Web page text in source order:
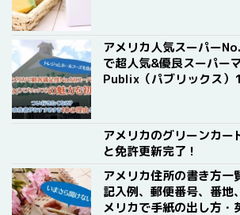
アメリカ人気スーパー
で超人気&優良スーパー
Publix（パブリックス）
アメリカのグリーンカー
と免許更新完了！
アメリカ住所の書き方一
記入例、郵便番号、番地
メリカで手紙の出し方・